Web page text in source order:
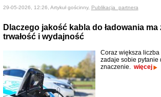
29-05-2026, 12:26, Artykuł gościnny, Publikacja_partnera
Dlaczego jakość kabla do ładowania
trwałość i wydajność
Coraz większa
zadaje sobie pytanie
znaczenie. więcej